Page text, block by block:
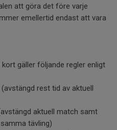
att göra det före varje
emellertid endast att vara
gäller följande regler enligt
rest tid av aktuell
aktuell match samt
tävling)